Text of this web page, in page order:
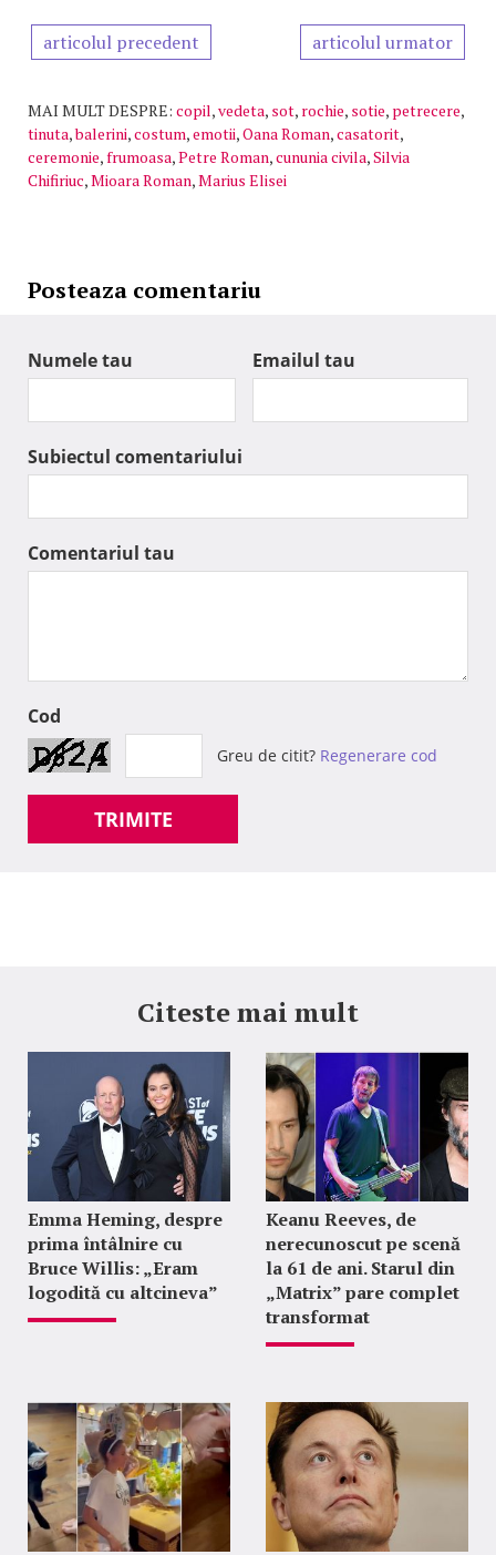
articolul precedent articolul urmator
MAI MULT DESPRE: copil,vedeta, sot, rochie, sotie, petrecere,
tinuta,balerini,costum,emotii,Oana Roman,casatorit,
ceremonie,frumoasa,Petre Roman,cununia civila,Silvia
Chifiriuc,Mioara Roman,Marius Elisei
Posteaza comentariu
Numele tau Emailul tau
Subiectul comentariului
Comentariul tau
Cod
Greu de citit? Regenerare cod
TRIMITE
Citeste mai mult
Emma Heming, despre
prima întâlnire cu
Bruce Willis: „Eram
logodită cu altcineva”
Keanu Reeves, de
nerecunoscut pe scenă
la 61 de ani. Starul din
„Matrix” pare complet
transformat